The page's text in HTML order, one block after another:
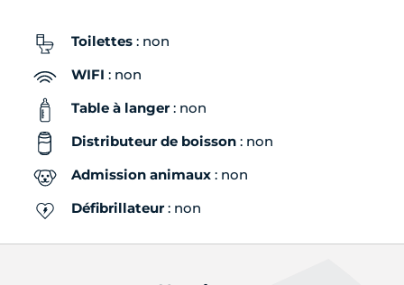
Toilettes : non
WIFI : non
Table à langer: non
Distributeur de boisson : non
Admission animaux : non
Défibrillateur: non